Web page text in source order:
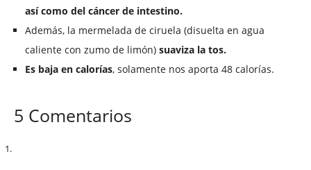
así como del cáncer de intestino.
Además, la mermelada de ciruela (disuelta en agua
caliente con zumo de limón) suaviza la tos.
Es baja en calorías, solamente nos aporta 48 calorías.
5 Comentarios